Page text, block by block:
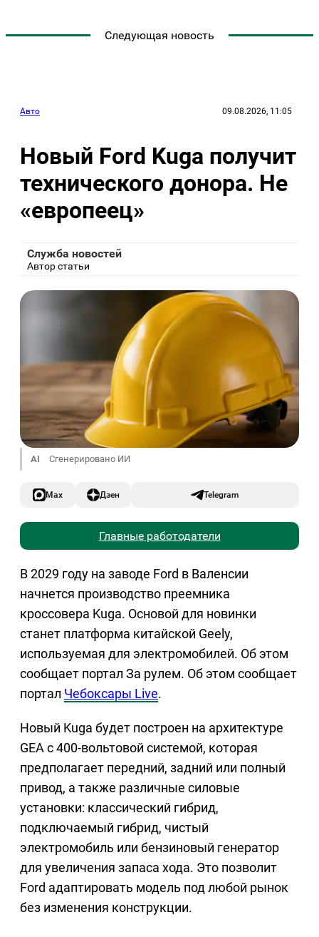
Следующая новость
Авто 09.08.2026, 11:05
Новый Ford Kuga получит
технического донора. Не
«европеец»
Служба новостей
Автор статьи
AI Сгенерировано ИИ
Max Дзен Telegram
Главные работодатели
В 2029 году на заводе Ford в Валенсии
начнется производство преемника
кроссовера Kuga. Основой для новинки
станет платформа китайской Geely,
используемая для электромобилей. Об этом
сообщает портал За рулем. Об этом сообщает
портал Чебоксары Live.
Новый Kuga будет построен на архитектуре
GEA с 400-вольтовой системой, которая
предполагает передний, задний или полный
привод, а также различные силовые
установки: классический гибрид,
подключаемый гибрид, чистый
электромобиль или бензиновый генератор
для увеличения запаса хода. Это позволит
Ford адаптировать модель под любой рынок
без изменения конструкции.